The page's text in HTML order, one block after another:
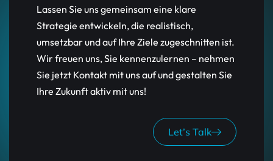
Lassen Sie uns gemeinsam eine klare
Strategie entwickeln, die realistisch,
umsetzbar und auf Ihre Ziele zugeschnitten ist.
Wir freuen uns, Sie kennenzulernen – nehmen
Sie jetzt Kontakt mit uns auf und gestalten Sie
Ihre Zukunft aktiv mit uns!
Let’s Talk